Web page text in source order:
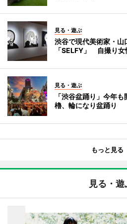
見る・遊ぶ
渋谷で現代美術家・山
「SELFY」 自撮り女
見る・遊ぶ
「渋谷盆踊り」今年
櫓、輪になり盆踊り
もっと見る
見る・遊